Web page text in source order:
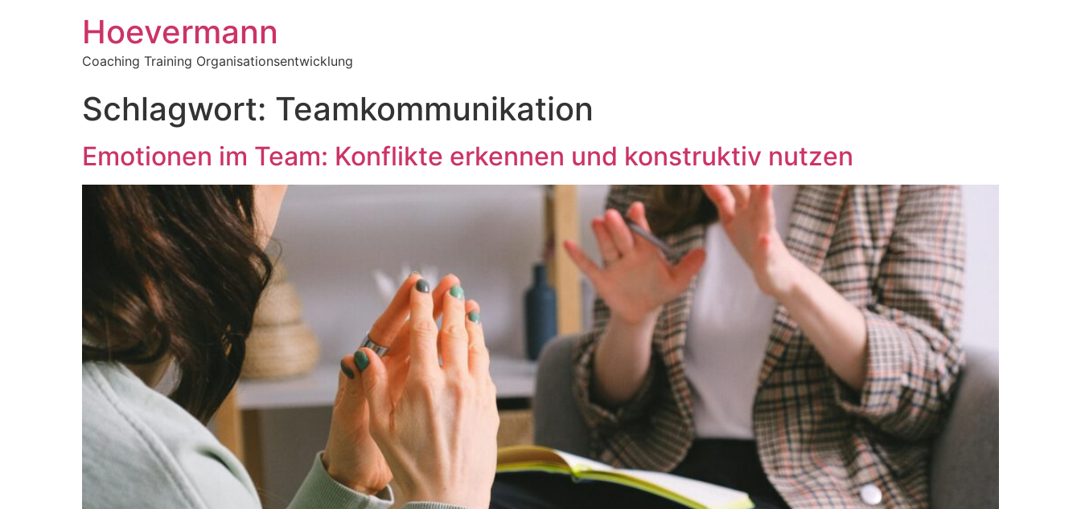
Hoevermann
Coaching Training Organisationsentwicklung
Schlagwort: Teamkommunikation
Emotionen im Team: Konflikte erkennen und konstruktiv nutzen